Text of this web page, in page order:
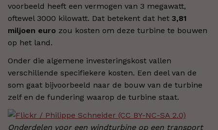
voorbeeld heeft een vermogen van 3 megawatt,
oftewel 3000 kilowatt. Dat betekent dat het 3,81
miljoen euro zou kosten om deze turbine te bouwen
op het land.
Onder die algemene investeringskost vallen
verschillende specifiekere kosten. Een deel van de
som gaat bijvoorbeeld naar de bouw van de turbine
zelf en de fundering waarop de turbine staat.
Onderdelen voor een windturbine op een transport